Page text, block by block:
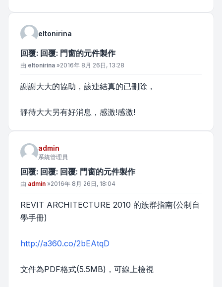
eltonirina
回覆: 回覆: 門窗的元件製作
文章
由 eltonirina »2016年 8月 26日, 13:28
謝謝大大的協助，該連結真的已刪除，
靜待大大另有好消息，感激!感激!
admin
系統管理員
回覆: 回覆: 回覆: 門窗的元件製作
文章
由 admin »2016年 8月 26日, 18:04
REVIT ARCHITECTURE 2010 的族群指南(公制自
學手冊)
http://a360.co/2bEAtqD
文件為PDF格式(5.5MB)，可線上檢視